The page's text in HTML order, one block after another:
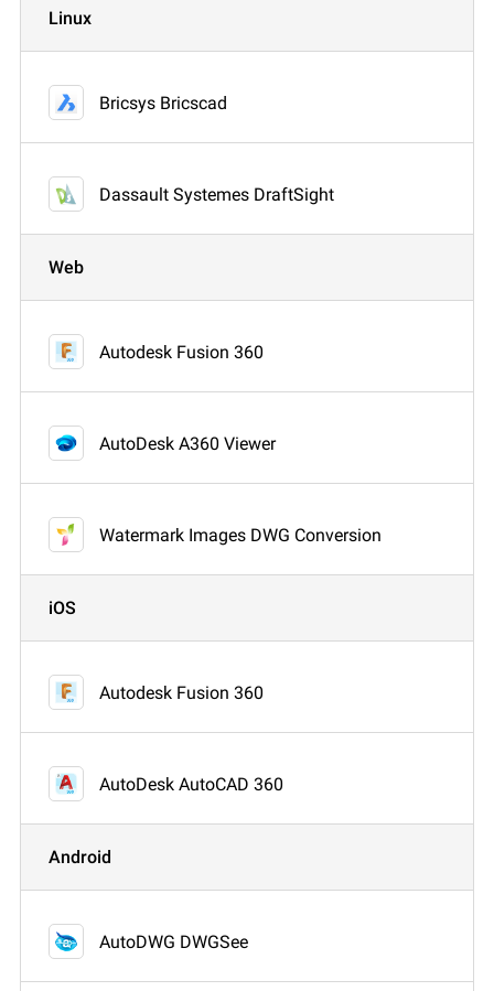
Linux
Bricsys Bricscad
Dassault Systemes DraftSight
Web
Autodesk Fusion 360
AutoDesk A360 Viewer
Watermark Images DWG Conversion
iOS
Autodesk Fusion 360
AutoDesk AutoCAD 360
Android
AutoDWG DWGSee